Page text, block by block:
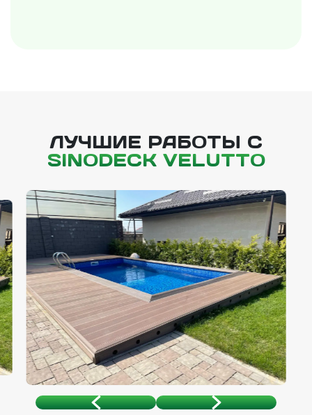
ЛУЧШИЕ РАБОТЫ С
SINODECK VELUTTO